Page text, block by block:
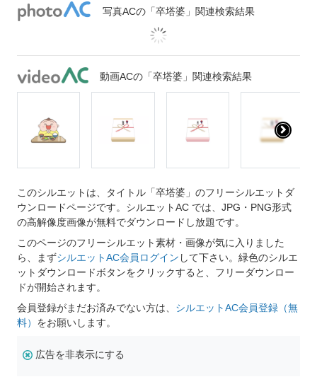
写真ACの「卒塔婆」関連検索結果
動画ACの「卒塔婆」関連検索結果
このシルエットは、タイトル「卒塔婆」のフリーシルエットダ
ウンロードページです。シルエットAC では、JPG・PNG形式
の高解像度画像が無料でダウンロードし放題です。
このページのフリーシルエット素材・画像が気に入りました
ら、まずシルエットAC会員ログイン して下さい。緑色のシルエ
ットダウンロードボタンをクリックすると、フリーダウンロー
ドが開始されます。
会員登録がまだお済みでない方は、 シルエットAC会員登録（無
料） をお願いします。
広告を非表示にする